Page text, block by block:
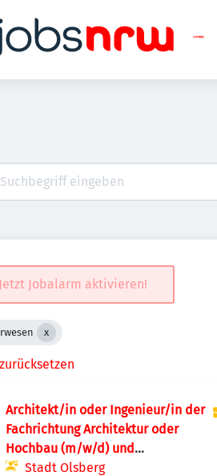
Jetzt Jobalarm aktivieren!
Architekt/in oder Ingenieur/in der
Fachrichtung Architektur oder
Hochbau (m/w/d) und
Bautechniker/in im Hochbau
Stadt Olsberg